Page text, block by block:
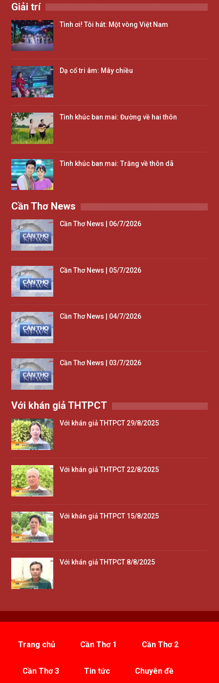
Giải trí
Tình ơi! Tôi hát: Một vòng Việt Nam
Dạ cổ tri âm: Mây chiều
Tình khúc ban mai: Đường về hai thôn
Tình khúc ban mai: Trăng về thôn dã
Cần Thơ News
Cần Thơ News | 06/7/2026
Cần Thơ News | 05/7/2026
Cần Thơ News | 04/7/2026
Cần Thơ News | 03/7/2026
Với khán giả THTPCT
Với khán giả THTPCT 29/8/2025
Với khán giả THTPCT 22/8/2025
Với khán giả THTPCT 15/8/2025
Với khán giả THTPCT 8/8/2025
Trang chủ Cần Thơ 1 Cần Thơ 2
Cần Thơ 3 Tin tức Chuyên đề